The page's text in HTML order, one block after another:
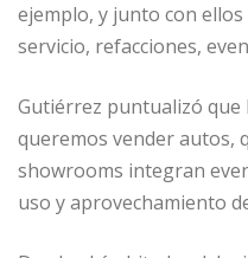
ejemplo, y junto con
servicio, refacciones,
Gutiérrez puntualizó que
queremos vender autos,
showrooms integran
uso y aprovechamiento